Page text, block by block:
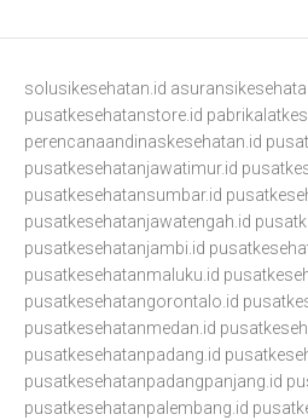
solusikesehatan.id
pusatkesehatanstore.id
perencanaandinaskesehatan.id
pusatkesehatanjawatimur.id
pusatkesehatansumbar.id
pusatkesehatanjawatengah.id
pusatkesehatanjambi.id
pusatkesehatanmaluku.id
pusatkesehatangorontalo.id
pusatkesehatanmedan.id
pusatkesehatanpadang.id
pusatkesehatanpadangpanjang.id
pusatkesehatanpalembang.id